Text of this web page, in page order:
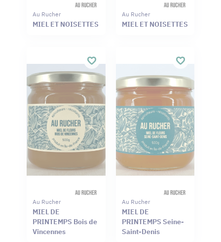
Au Rucher
MIEL ET NOISETTES
Au Rucher
MIEL ET NOISETTES
Au Rucher
MIEL DE
PRINTEMPS Bois de
Vincennes
Au Rucher
MIEL DE
PRINTEMPS Seine-
Saint-Denis